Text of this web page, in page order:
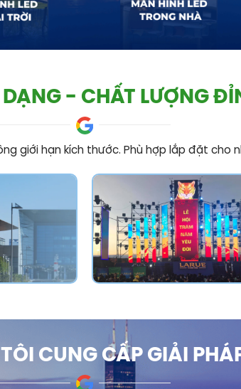
- CHẤT LƯỢNG
giới hạn kích thước. Phù hợp lắp đặt cho
CUNG CẤP GIẢI